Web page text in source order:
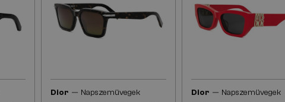
Dior — Napszemüvegek
Dior — Napszemüvegek